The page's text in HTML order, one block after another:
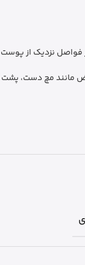
فواصل نزدیک از
نبض مانند مچ دست،